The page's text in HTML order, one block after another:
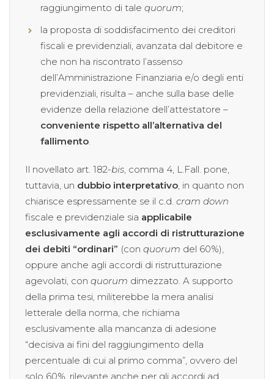
raggiungimento di tale quorum;
la proposta di soddisfacimento dei creditori
fiscali e previdenziali, avanzata dal debitore e
che non ha riscontrato l’assenso
dell’Amministrazione Finanziaria e/o degli enti
previdenziali, risulta – anche sulla base delle
evidenze della relazione dell’attestatore –
conveniente rispetto all’alternativa del
fallimento
Il novellato art. 182-bis , comma 4, L.Fall. pone,
tuttavia, un dubbio interpretativo , in quanto non
chiarisce espressamente se il c.d. cram down
fiscale e previdenziale sia applicabile
esclusivamente agli accordi di ristrutturazione
dei debiti “ordinari” (con quorum del 60%),
oppure anche agli accordi di ristrutturazione
agevolati, con quorum dimezzato. A supporto
della prima tesi, militerebbe la mera analisi
letterale della norma, che richiama
esclusivamente alla mancanza di adesione
“decisiva ai fini del raggiungimento della
percentuale di cui al primo comma”, ovvero del
solo 60%, rilevante anche per gli accordi ad